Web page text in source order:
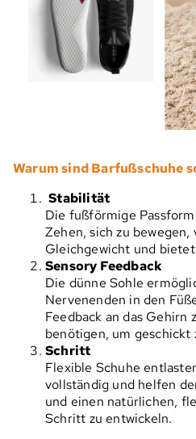
Warum sind Barfußschuhe
Stabilität
Die fußförmige
Zehen, sich zu bewegen,
Gleichgewicht und
Sensory Feedback
Die dünne Sohle
Nervenenden in den
Feedback an das Gehirn
benötigen, um geschickt
Schritt
Flexible Schuhe
vollständig und helfen
und einen natürlichen,
Schritt zu entwickeln.